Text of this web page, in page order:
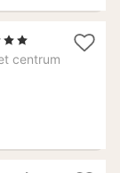
Sterren
centrum